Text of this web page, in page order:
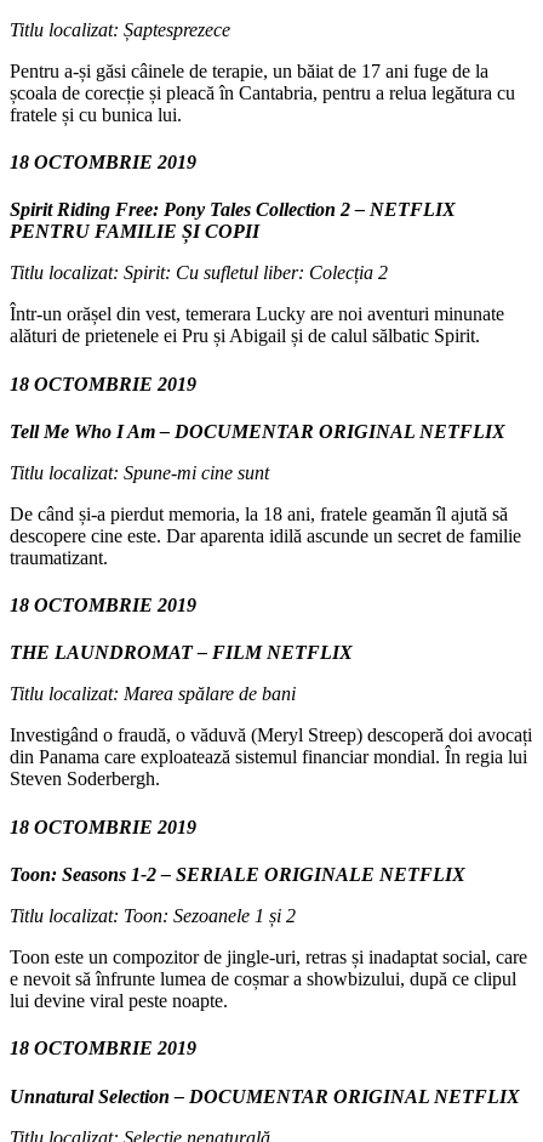
Titlu localizat: Șaptesprezece
Pentru a-și găsi câinele de terapie, un băiat de 17 ani fuge de la
școala de corecție și pleacă în Cantabria, pentru a relua legătura cu
fratele și cu bunica lui.
18 OCTOMBRIE 2019
Spirit Riding Free: Pony Tales Collection 2 – NETFLIX
PENTRU FAMILIE ȘI COPII
Titlu localizat: Spirit: Cu sufletul liber: Colecția 2
Într-un orășel din vest, temerara Lucky are noi aventuri minunate
alături de prietenele ei Pru și Abigail și de calul sălbatic Spirit.
18 OCTOMBRIE 2019
Tell Me Who I Am – DOCUMENTAR ORIGINAL NETFLIX
Titlu localizat: Spune-mi cine sunt
De când și-a pierdut memoria, la 18 ani, fratele geamăn îl ajută să
descopere cine este. Dar aparenta idilă ascunde un secret de familie
traumatizant.
18 OCTOMBRIE 2019
THE LAUNDROMAT – FILM NETFLIX
Titlu localizat: Marea spălare de bani
Investigând o fraudă, o văduvă (Meryl Streep) descoperă doi avocați
din Panama care exploatează sistemul financiar mondial. În regia lui
Steven Soderbergh.
18 OCTOMBRIE 2019
Toon: Seasons 1-2 – SERIALE ORIGINALE NETFLIX
Titlu localizat: Toon: Sezoanele 1 și 2
Toon este un compozitor de jingle-uri, retras și inadaptat social, care
e nevoit să înfrunte lumea de coșmar a showbizului, după ce clipul
lui devine viral peste noapte.
18 OCTOMBRIE 2019
Unnatural Selection – DOCUMENTAR ORIGINAL NETFLIX
Titlu localizat: Selecție nenaturală